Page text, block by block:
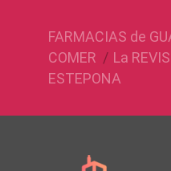
FARMACIAS de
COMER
La
ESTEPONA